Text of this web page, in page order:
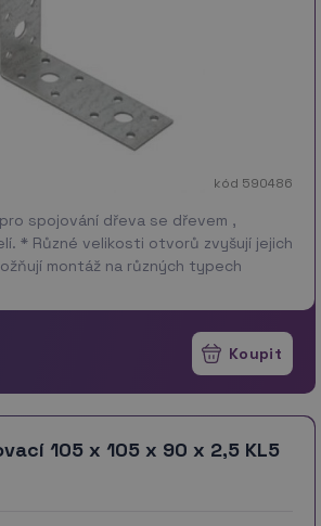
kód 590486
spojování dřeva se dřevem ,
* Různé velikosti otvorů zvyšují jejich
montáž na různých typech
105 x 105 x 90 x 2,5 KL5